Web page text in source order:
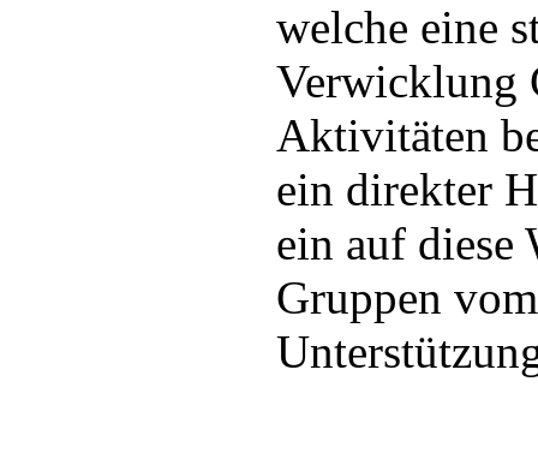
welche eine
Verwicklung
Aktivitäten
ein direkter
ein auf diese
Gruppen